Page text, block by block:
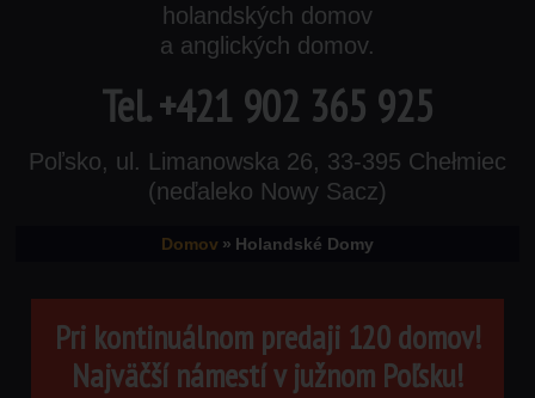
holandských domov
a anglických domov.
Tel.+421 902 365 925
Poľsko, ul. Limanowska 26, 33-395 Chełmiec
(neďaleko Nowy Sacz)
Domov » Holandské Domy
Pri kontinuálnom predaji 120 domov!
Najväčší námestí v južnom Poľsku!